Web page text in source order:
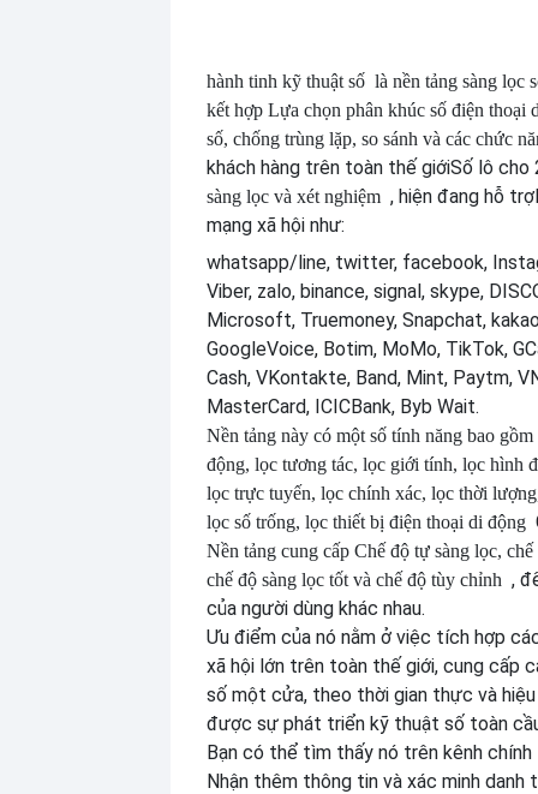
hành tinh kỹ thuật số là nền tảng sàng lọc
kết hợp Lựa chọn phân khúc số điện thoại
số, chống trùng lặp, so sánh và các chức
khách hàng trên toàn thế giớiSố lô cho
sàng lọc và xét nghiệm , hiện đang hỗ trợ
mạng xã hội như:
whatsapp/line, twitter, facebook,
Viber, zalo, binance, signal, skype,
Microsoft, Truemoney, Snapchat,
GoogleVoice, Botim, MoMo, TikTok,
Cash, VKontakte, Band, Mint, Paytm,
MasterCard, ICICBank, Byb Wait.
Nền tảng này có một số tính năng bao gồm
động, lọc tương tác, lọc giới tính, lọc hình
lọc trực tuyến, lọc chính xác, lọc thời
lọc số trống, lọc thiết bị điện thoại di động
Nền tảng cung cấp Chế độ tự sàng lọc,
chế độ sàng lọc tốt và chế độ tùy chỉnh ,
của người dùng khác nhau.
Ưu điểm của nó nằm ở việc tích hợp
xã hội lớn trên toàn thế giới, cung cấp
số một cửa, theo thời gian thực và
được sự phát triển kỹ thuật số toàn
Bạn có thể tìm thấy nó trên kênh
Nhận thêm thông tin và xác minh danh